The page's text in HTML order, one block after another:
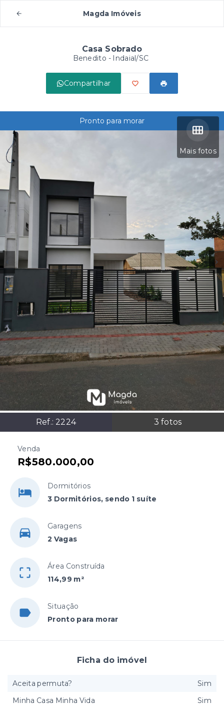
Magda Imóveis
Casa Sobrado
Benedito - Indaial/SC
Compartilhar
Mais fotos
Ref.: 2224 3 fotos
Pronto para morar
Venda
R$580.000,00
Dormitórios
3 Dormitórios, sendo 1 suíte
Garagens
2 Vagas
Área Construída
114,99 m²
Situação
Pronto para morar
Ficha do imóvel
Aceita permuta?
Sim
Minha Casa Minha Vida
Sim